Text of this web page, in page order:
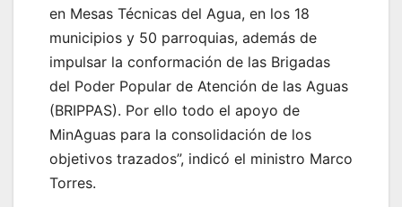
en Mesas Técnicas del Agua, en los 18
municipios y 50 parroquias, además de
impulsar la conformación de las Brigadas
del Poder Popular de Atención de las Aguas
(BRIPPAS). Por ello todo el apoyo de
MinAguas para la consolidación de los
objetivos trazados”, indicó el ministro Marco
Torres.